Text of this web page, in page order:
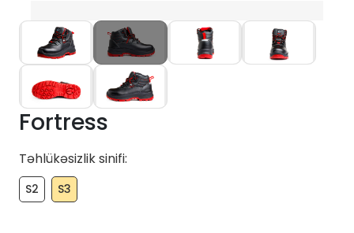
Fortress
Təhlükəsizlik sinifi:
S2 S3